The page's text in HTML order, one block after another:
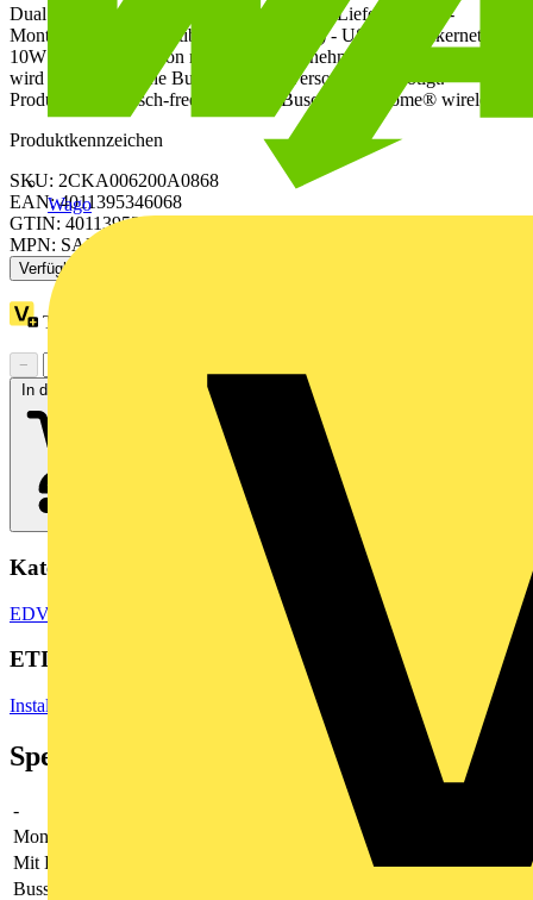
Wago
Dual Core Prozessor 1 GB Arbeitsspeicher Lieferumfang: -
Montageplatte (kompatibel mit SysAP2.0) - USB-C Steckernetzteil
10W Beim Betrieb von mehr als 64 Teilnehmern (Wired Geräten)
wird eine zusätzliche Bus-Spannungsversorgung benötigt.
Produktreihe: Busch-free@home®, Busch-free@home® wireless
Produktkennzeichen
SKU: 2CKA006200A0868
EAN: 4011395346068
GTIN: 4011395346068
MPN: SAP.13
Verfügbar: 3 Händler
Treuepunkte:
−
In den Warenkorb
Kategorien
EDV & Peripheriegeräte Netzwerkgeräte
ETIM Group
Installationsbussysteme
Spezifikationen
-
Montageart
Mit Display
Bussystem KNX